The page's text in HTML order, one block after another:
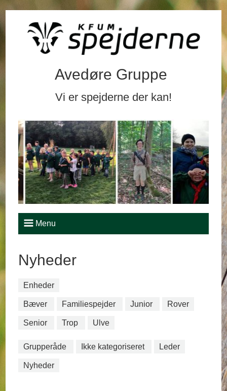
Avedøre Gruppe
Vi er spejderne der kan!
Menu
Nyheder
Enheder
Bæver Familiespejder Junior Rover
Senior Trop Ulve
Grupperåde Ikke kategoriseret Leder
Nyheder